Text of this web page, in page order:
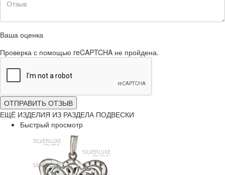
Ваша оценка
Проверка с помощью reCAPTCHA не пройдена.
ОТПРАВИТЬ ОТЗЫВ
ЕЩЁ ИЗДЕЛИЯ ИЗ РАЗДЕЛА ПОДВЕСКИ
Быстрый просмотр